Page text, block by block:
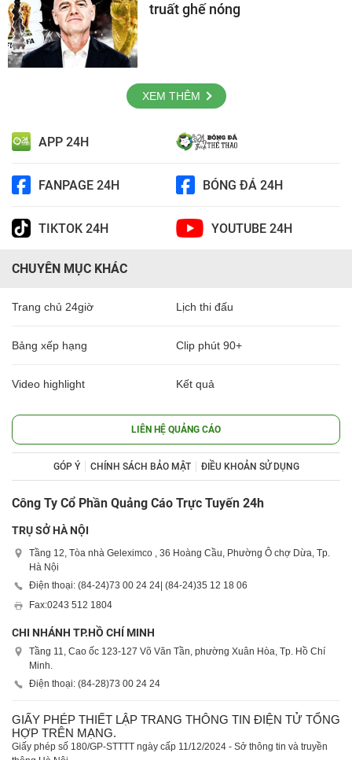
truất ghế nóng
XEM THÊM
APP 24H
FANPAGE 24H BÓNG ĐÁ 24H
TIKTOK 24H YOUTUBE 24H
CHUYÊN MỤC KHÁC
Trang chủ 24giờ Lịch thi đấu
Bảng xếp hạng Clip phút 90+
Video highlight Kết quả
LIÊN HỆ QUẢNG CÁO
GÓP Ý CHÍNH SÁCH BẢO MẬT ĐIỀU KHOẢN SỬ DỤNG
Công Ty Cổ Phần Quảng Cáo Trực Tuyến 24h
TRỤ SỞ HÀ NỘI
Tầng 12, Tòa nhà Geleximco , 36 Hoàng Cầu, Phường Ô chợ Dừa, Tp.
Hà Nội
Điện thoại: (84-24)73 00 24 24 | (84-24)35 12 18 06
Fax:0243 512 1804
CHI NHÁNH TP.HỒ CHÍ MINH
Tầng 11, Cao ốc 123-127 Võ Văn Tần, phường Xuân Hòa, Tp. Hồ Chí
Minh.
Điện thoại: (84-28)73 00 24 24
GIẤY PHÉP THIẾT LẬP TRANG THÔNG TIN ĐIỆN TỬ TỔNG
HỢP TRÊN MẠNG.
Giấy phép số 180/GP-STTTT ngày cấp 11/12/2024 - Sở thông tin và truyền